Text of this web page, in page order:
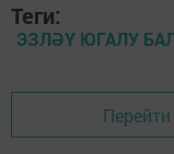
Теги:
ЭЗЛӘҮ ЮГАЛУ